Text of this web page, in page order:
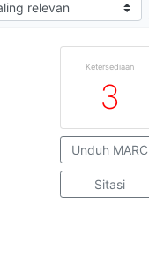
Ketersediaan
3
Unduh MARC
Sitasi